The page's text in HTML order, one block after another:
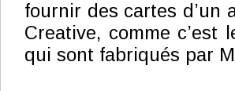
fournir des cartes d’un
Creative, comme c’est
qui sont fabriqués par